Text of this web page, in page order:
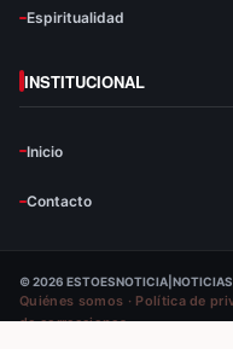
Espiritualidad
INSTITUCIONAL
Inicio
Contacto
© 2026
Quiénes somos · Política de
de correcciones